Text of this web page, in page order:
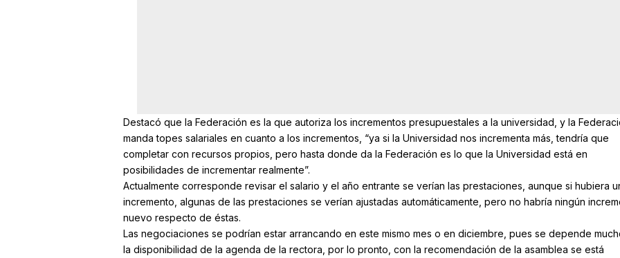
Destacó que la Federación es la que autoriza los incrementos presupuestales a la universidad, y la
manda topes salariales en cuanto a los incrementos, “ya si la Universidad nos incrementa más, tendría que
completar con recursos propios, pero hasta donde da la Federación es lo que la Universidad está en
posibilidades de incrementar realmente”.
Actualmente corresponde revisar el salario y el año entrante se verían las prestaciones, aunque si hubiera
incremento, algunas de las prestaciones se verían ajustadas automáticamente, pero no habría ningún
nuevo respecto de éstas.
Las negociaciones se podrían estar arrancando en este mismo mes o en diciembre, pues se depende
la disponibilidad de la agenda de la rectora, por lo pronto, con la recomendación de la asamblea se está